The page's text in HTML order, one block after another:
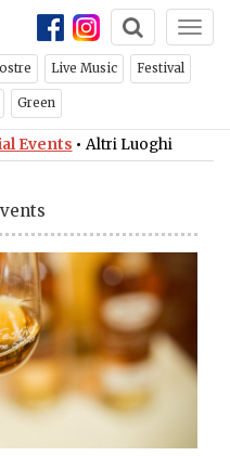
Live Music Festival
Green
Events • Altri Luoghi